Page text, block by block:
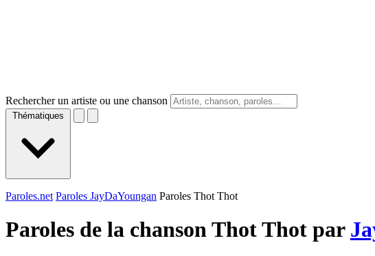
Rechercher un artiste ou une chanson
Thématiques
Paroles.net Paroles JayDaYoungan Paroles Thot Thot
Paroles de la chanson Thot Thot par